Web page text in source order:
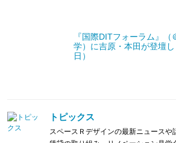
『国際DITフォーラム』
学）に吉原・本田が登壇
日）
トピックス
スペースＲデザインの最新ニュースや